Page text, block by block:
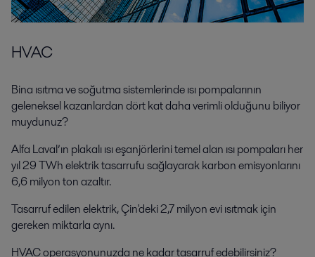
HVAC
Bina ısıtma ve soğutma sistemlerinde ısı pompalarının
geleneksel kazanlardan dört kat daha verimli olduğunu biliyor
muydunuz?
Alfa Laval’ın plakalı ısı eşanjörlerini temel alan ısı pompaları her
yıl 29 TWh elektrik tasarrufu sağlayarak karbon emisyonlarını
6,6 milyon ton azaltır.
Tasarruf edilen elektrik, Çin'deki 2,7 milyon evi ısıtmak için
gereken miktarla aynı.
HVAC operasyonunuzda ne kadar tasarruf edebilirsiniz?